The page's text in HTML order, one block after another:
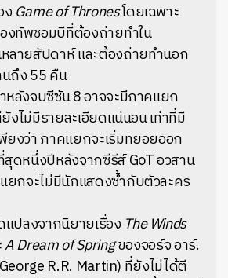
Game of Thronesโดยเฉพาะ
ทัพซอมบีที่ต้องถ่ายทำใน
ลายสัปดาห์ และต้องถ่ายทำนอก
ถึง 55 คืน
หลังจบซีซัน 8 อาจจะมีภาคแยก
งไม่มีรายละเอียดแน่นอน เท่าที่มี
ยงว่า ภาคแยกจะเริ่มทยอยออก
สุดหนึ่งปีหลังจากซีรีส์ GoT อวสาน
ยกจะไม่มีนักแสดงซ้ำกับตัวละคร
ปลงจากนิยายเรื่อง The Winds
A Dream of Springของจอร์จ อาร์.
R.R. Martin) ที่ยังไม่ได้ตี